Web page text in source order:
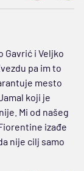
Gavrić i Veljko
pa im to
mesto
koji je
Mi od našeg
izađe
nije cilj samo